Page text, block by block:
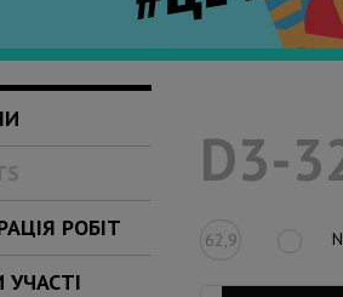
РОБІТ
D3-
62,9